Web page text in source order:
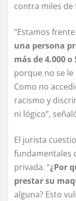
contra miles de
“Estamos
una persona
más de 4.000
porque no se
Como no
racismo y
ni lógico”,
El jurista
fundamentales
privada. “¿Por
prestar su
alguna? Esto